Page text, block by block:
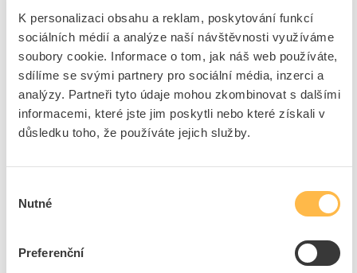
K personalizaci obsahu a reklam, poskytování funkcí
sociálních médií a analýze naší návštěvnosti využíváme
soubory cookie. Informace o tom, jak náš web používáte,
sdílíme se svými partnery pro sociální média, inzerci a
analýzy. Partneři tyto údaje mohou zkombinovat s dalšími
informacemi, které jste jim poskytli nebo které získali v
důsledku toho, že používáte jejich služby.
souhlasu
Nutné
Preferenční
MODUS Svítidlo LED OX 19W 2500lm 4000K IP65
Kód ELFETEX
11.310.706
EAN
8596099039974
Značka
MODUS
Cena s DPH
ks do košíku